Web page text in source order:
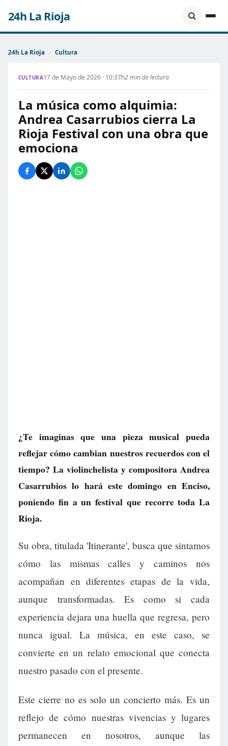
24h La Rioja
24h La Rioja › Cultura
CULTURA17 de Mayo de 2026 · 10:37h2 min de lectura
La música como alquimia:
Andrea Casarrubios cierra La
Rioja Festival con una obra que
emociona
¿Te imaginas que una pieza musical pueda
reflejar cómo cambian nuestros recuerdos con el
tiempo? La violinchelista y compositora Andrea
Casarrubios lo hará este domingo en Enciso,
poniendo fin a un festival que recorre toda La
Rioja.
Su obra, titulada 'Itinerante', busca que sintamos
cómo las mismas calles y caminos nos
acompañan en diferentes etapas de la vida,
aunque transformadas. Es como si cada
experiencia dejara una huella que regresa, pero
nunca igual. La música, en este caso, se
convierte en un relato emocional que conecta
nuestro pasado con el presente.
Este cierre no es solo un concierto más. Es un
reflejo de cómo nuestras vivencias y lugares
permanecen en nosotros, aunque las